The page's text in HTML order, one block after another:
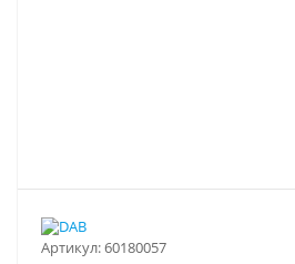
Артикул:60180057